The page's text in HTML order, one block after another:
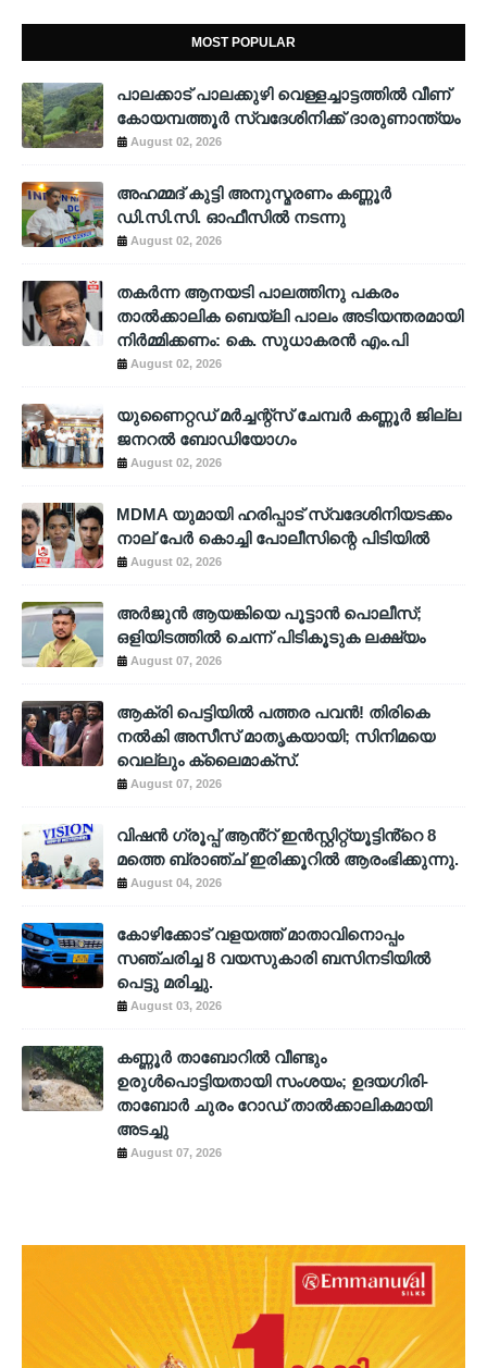
MOST POPULAR
പാലക്കാട് പാലക്കുഴി വെള്ളച്ചാട്ടത്തില്‍ വീണ്
കോയമ്പത്തൂര്‍ സ്വദേശിനിക്ക് ദാരുണാന്ത്യം
August 02, 2026
അഹമ്മദ് കുട്ടി അനുസ്മരണം കണ്ണൂർ
ഡി.സി.സി. ഓഫീസിൽ നടന്നു
August 02, 2026
തകർന്ന ആനയടി പാലത്തിനു പകരം
താൽക്കാലിക ബെയ്‌ലി പാലം അടിയന്തരമായി
നിർമ്മിക്കണം: കെ. സുധാകരൻ എം.പി
August 02, 2026
യുണൈറ്റഡ് മർച്ചന്റ്സ് ചേമ്പർ കണ്ണൂർ ജില്ല
ജനറൽ ബോഡിയോഗം
August 02, 2026
MDMA യുമായി ഹരിപ്പാട് സ്വദേശിനിയടക്കം
നാല് പേർ കൊച്ചി പോലീസിന്റെ പിടിയിൽ
August 02, 2026
അര്‍ജുന്‍ ആയങ്കിയെ പൂട്ടാന്‍ പൊലീസ്;
ഒളിയിടത്തില്‍ ചെന്ന് പിടികൂടുക ലക്ഷ്യം
August 07, 2026
ആക്രി പെട്ടിയിൽ പത്തര പവൻ! തിരികെ
നൽകി അസീസ് മാതൃകയായി; സിനിമയെ
വെല്ലും ക്ലൈമാക്സ്.
August 07, 2026
വിഷൻ ഗ്രൂപ്പ് ആൻ്റ് ഇൻസ്റ്റിറ്റ്യൂട്ടിൻ്റെ 8
മത്തെ ബ്രാഞ്ച് ഇരിക്കൂറിൽ ആരംഭിക്കുന്നു.
August 04, 2026
കോഴിക്കോട് വളയത്ത് മാതാവിനൊപ്പം
സഞ്ചരിച്ച 8 വയസുകാരി ബസിനടിയിൽ
പെട്ടു മരിച്ചു.
August 03, 2026
കണ്ണൂർ താബോറിൽ വീണ്ടും
ഉരുൾപൊട്ടിയതായി സംശയം; ഉദയഗിരി-
താബോർ ചുരം റോഡ് താൽക്കാലികമായി
അടച്ചു
August 07, 2026